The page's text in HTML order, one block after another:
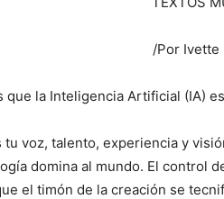
/Por Ivette
que la Inteligencia Artificial (IA)
tu voz, talento, experiencia y
domina al mundo. El control
el timón de la creación se